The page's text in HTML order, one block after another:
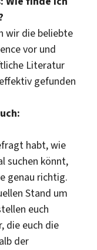
wir die beliebte
vor und
Literatur
gefunden
habt, wie
suchen könnt,
genau richtig.
Stand um
euch
die euch die
der